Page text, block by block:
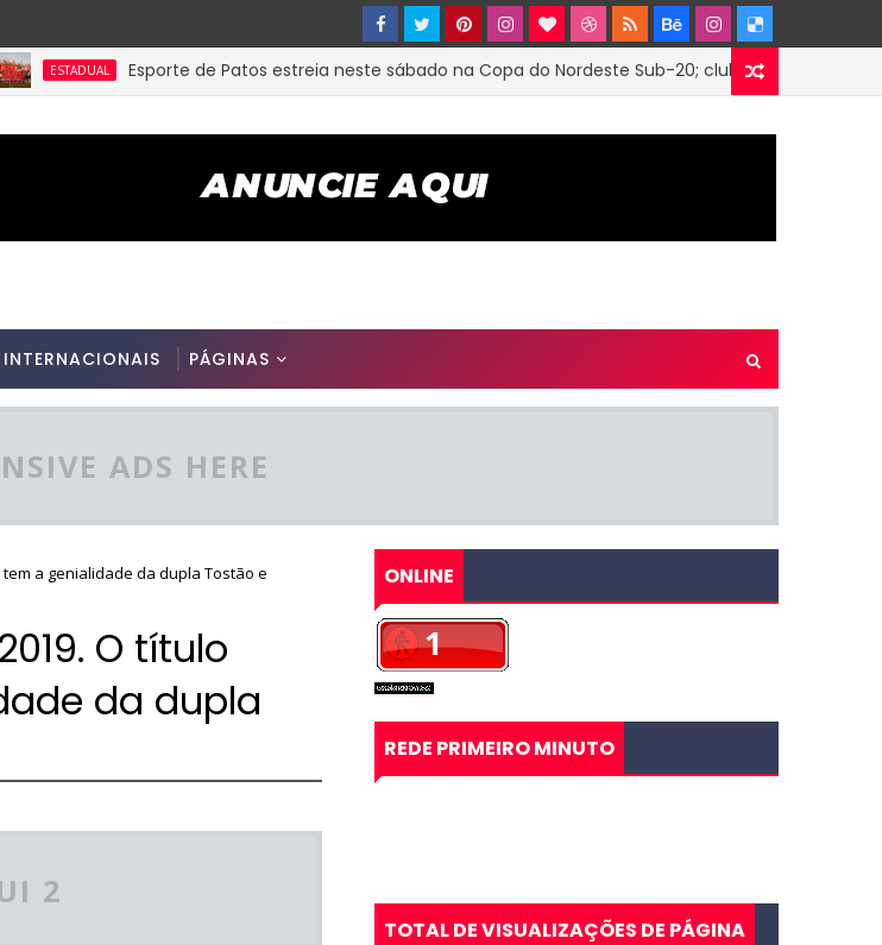
Esporte de Patos estreia neste sábado na Copa do Nordeste Sub-20; clube firmou parceria com
INTERNACIONAIS PÁGINAS
ADS HERE
tem a genialidade da dupla Tostão e
O título
da dupla
2
ONLINE
REDE PRIMEIRO MINUTO
TOTAL DE VISUALIZAÇÕES DE PÁGINA